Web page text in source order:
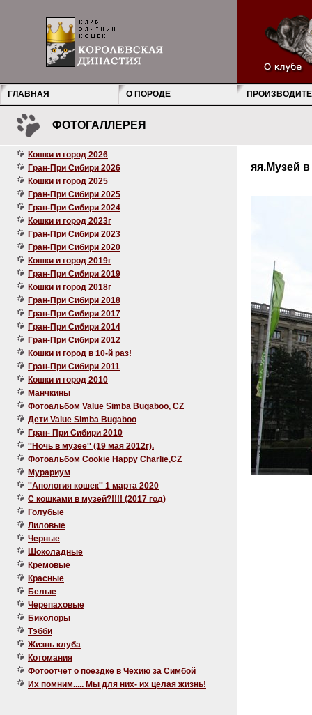
ГЛАВНАЯ О ПОРОДЕ
ФОТОГАЛЛЕРЕЯ
Кошки и город 2026
Гран-При Сибири 2026
Кошки и город 2025
Гран-При Сибири 2025
Гран-При Сибири 2024
Кошки и город 2023г
Гран-При Сибири 2023
Гран-При Сибири 2020
Кошки и город 2019г
Гран-При Сибири 2019
Кошки и город 2018г
Гран-При Сибири 2018
Гран-При Сибири 2017
Гран-При Сибири 2014
Гран-При Сибири 2012
Кошки и город в 10-й раз!
Гран-При Сибири 2011
Кошки и город 2010
Манчкины
Фотоальбом Value Simba Bugaboo, CZ
Дети Value Simba Bugaboo
Гран- При Сибири 2010
''Ночь в музее'' (19 мая 2012г).
Фотоальбом Cookie Happy Charlie,CZ
Мурариум
''Апология кошек'' 1 марта 2020
C кошками в музей?!!!! (2017 год)
Голубые
Лиловые
Черные
Шоколадные
Кремовые
Красные
Белые
Черепаховые
Биколоры
Тэбби
Жизнь клуба
Котомания
Фотоотчет о поездке в Чехию за Симбой
Их помним..... Мы для них- их целая жизнь!
яя.Музей